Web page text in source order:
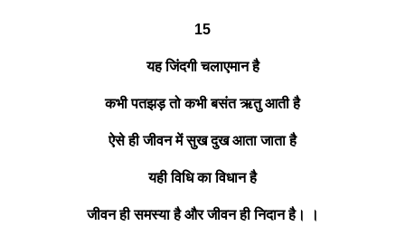
15
यह जिंदगी चलाएमान है
कभी पतझड़ तो कभी बसंत ऋतु आती है
ऐसे ही जीवन में सुख दुख आता जाता है
यही विधि का विधान है
जीवन ही समस्या है और जीवन ही निदान है। ।